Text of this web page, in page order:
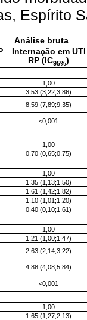
Espírito
Análise bruta
Internação em UTI
RP (IC95%)
1,00
3,53 (3,22;3,86)
8,59 (7,89;9,35)
<0,001
1,00
0,70 (0,65;0,75)
1,00
1,35 (1,13;1,50)
1,61 (1,42;1,82)
1,10 (1,01;1,20)
0,40 (0,10;1,61)
1,00
1,21 (1,00;1,47)
2,63 (2,14;3,22)
4,88 (4,08;5,84)
<0,001
1,00
1,65 (1,27;2,13)